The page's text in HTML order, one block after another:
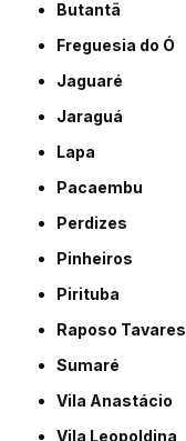
Butantã
Freguesia do Ó
Jaguaré
Jaraguá
Lapa
Pacaembu
Perdizes
Pinheiros
Pirituba
Raposo Tavares
Sumaré
Vila Anastácio
Vila Leopoldina